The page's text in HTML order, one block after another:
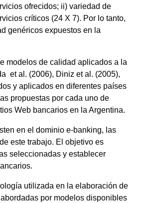
ofrecidos; ii) variedad de
críticos (24 X 7). Por lo tanto,
genéricos expuestos en la
modelos de calidad aplicados a la
et al. (2006), Diniz et al. (2005),
y aplicados en diferentes países
propuestas por cada uno de
Web bancarios en la Argentina.
en el dominio e-banking, las
este trabajo. El objetivo es
seleccionadas y establecer
utilizada en la elaboración de
por modelos disponibles